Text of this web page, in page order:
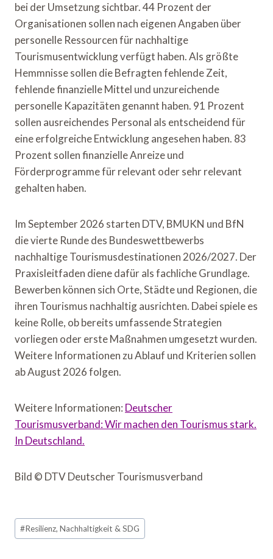
bei der Umsetzung sichtbar. 44 Prozent der
Organisationen sollen nach eigenen Angaben über
personelle Ressourcen für nachhaltige
Tourismusentwicklung verfügt haben. Als größte
Hemmnisse sollen die Befragten fehlende Zeit,
fehlende finanzielle Mittel und unzureichende
personelle Kapazitäten genannt haben. 91 Prozent
sollen ausreichendes Personal als entscheidend für
eine erfolgreiche Entwicklung angesehen haben. 83
Prozent sollen finanzielle Anreize und
Förderprogramme für relevant oder sehr relevant
gehalten haben.
Im September 2026 starten DTV, BMUKN und BfN
die vierte Runde des Bundeswettbewerbs
nachhaltige Tourismusdestinationen 2026/2027. Der
Praxisleitfaden diene dafür als fachliche Grundlage.
Bewerben können sich Orte, Städte und Regionen, die
ihren Tourismus nachhaltig ausrichten. Dabei spiele es
keine Rolle, ob bereits umfassende Strategien
vorliegen oder erste Maßnahmen umgesetzt wurden.
Weitere Informationen zu Ablauf und Kriterien sollen
ab August 2026 folgen.
Weitere Informationen: Deutscher
Tourismusverband: Wir machen den Tourismus stark.
In Deutschland.
Bild © DTV Deutscher Tourismusverband
Schlagworte:
#Resilienz, Nachhaltigkeit & SDG